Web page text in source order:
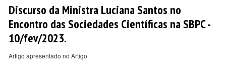
Discurso da Ministra Luciana Santos no
Encontro das Sociedades Científicas na SBPC -
10/fev/2023.
Artigo apresentado no Artigo